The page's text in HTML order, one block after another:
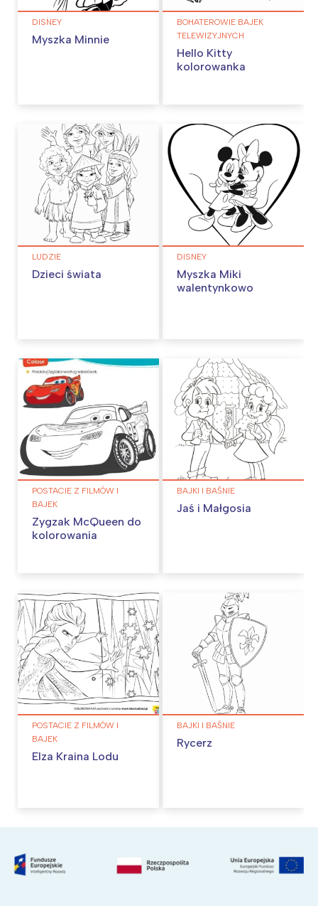
DISNEY
Myszka Minnie
BOHATEROWIE BAJEK
TELEWIZYJNYCH
Hello Kitty
kolorowanka
LUDZIE
Dzieci świata
DISNEY
Myszka Miki
walentynkowo
POSTACIE Z FILMÓW I
BAJEK
Zygzak McQueen do
kolorowania
BAJKI I BAŚNIE
Jaś i Małgosia
POSTACIE Z FILMÓW I
BAJEK
Elza Kraina Lodu
BAJKI I BAŚNIE
Rycerz